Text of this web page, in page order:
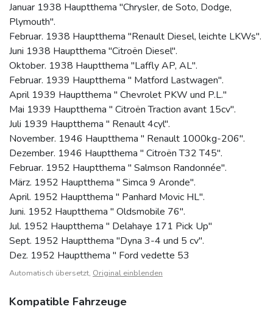
Januar 1938 Hauptthema "Chrysler, de Soto, Dodge,
Plymouth".
Februar. 1938 Hauptthema "Renault Diesel, leichte LKWs".
Juni 1938 Hauptthema "Citroën Diesel".
Oktober. 1938 Hauptthema "Laffly AP, AL".
Februar. 1939 Hauptthema " Matford Lastwagen".
April 1939 Hauptthema " Chevrolet PKW und P.L."
Mai 1939 Hauptthema " Citroën Traction avant 15cv".
Juli 1939 Hauptthema " Renault 4cyl".
November. 1946 Hauptthema " Renault 1000kg-206".
Dezember. 1946 Hauptthema " Citroën T32 T45".
Februar. 1952 Hauptthema " Salmson Randonnée".
März. 1952 Hauptthema " Simca 9 Aronde".
April. 1952 Hauptthema " Panhard Movic HL".
Juni. 1952 Hauptthema " Oldsmobile 76".
Jul. 1952 Hauptthema " Delahaye 171 Pick Up"
Sept. 1952 Hauptthema "Dyna 3-4 und 5 cv".
Dez. 1952 Hauptthema " Ford vedette 53
Automatisch übersetzt, Original einblenden
Kompatible Fahrzeuge